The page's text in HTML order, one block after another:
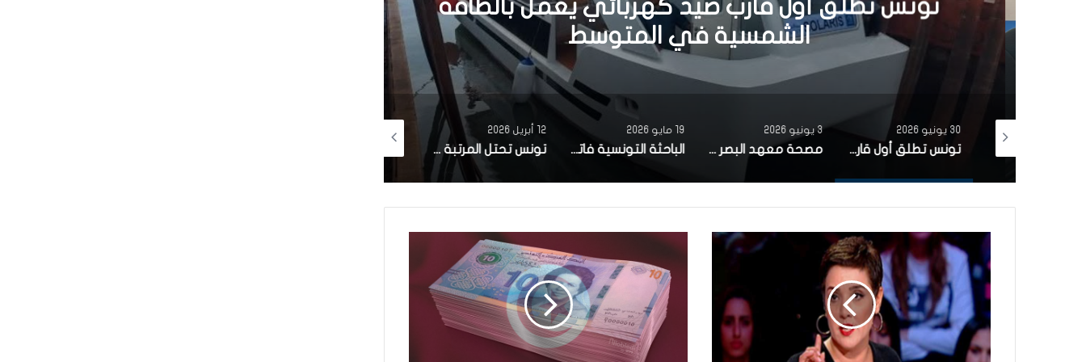
تونس تطلق أول قارب صيد كهربائي يعمل بالطاقة
الشمسية في المتوسط
30 يونيو 2026
تونس تطلق أول قارب صيد كهربائي يعمل بالطاقة الشمسية في المتوسط
3 يونيو 2026
مصحة معهد البصر والشبكية بالبحيرة 1 تقوم باجراء اكثر من 50 عملية جراحية لازالة الماء الابيض مجانا لفائدة عدد من اهالي قفصة
19 مايو 2026
الباحثة التونسية فاتن المولدي تنجح في الحصول على براءة اختراع في الولايات المتحدة الأمريكية، وذلك بعد ابتكارها محركاً هجيناً ثورياً
12 أبريل 2026
تونس تحتل المرتبة الاولى افريقيا من حيث عدد النساء المطورات للبرمجيات